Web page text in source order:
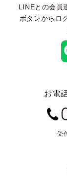
LINEとの会員
ボタンからロ
お電
受